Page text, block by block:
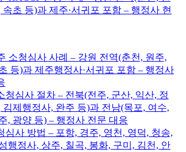
속초 등)과 제주·서귀포 포함 – 행정사 현
소청심사 사례 – 강원 전역(춘천, 원주,
등)과 제주행정사·서귀포 포함 – 행정사
청심사 절차 – 전북(전주, 군산, 익산, 정
김제행정사, 완주 등)과 전남(목포, 여수,
, 광양 등) – 행정사 전문 대응
심사 방법 – 포항, 경주, 영천, 영덕, 청송,
행정사, 상주, 칠곡, 봉화, 구미, 김천, 안